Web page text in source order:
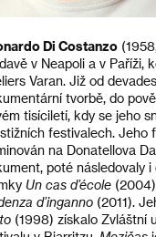
Di Costanzo
v Neapoli a v Paříži,
Varan. Již od
tvorbě, do
tisíciletí, kdy se jeho
festivalech. Jeho
na Donatellova
poté následovaly i
Un cas d’école
d’inganno(2011).
(1998) získalo Zvláštní